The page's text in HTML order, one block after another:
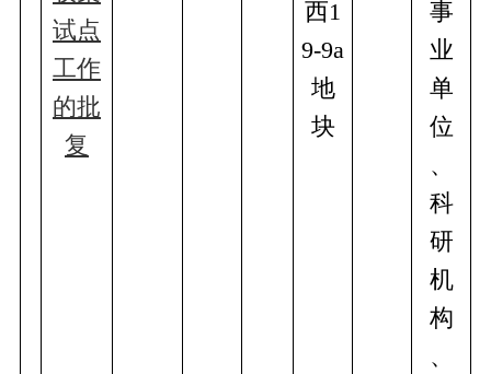
试点
工作
的批
复
西1
9-9a
地
块
事
业
单
位
、
科
研
机
构
、